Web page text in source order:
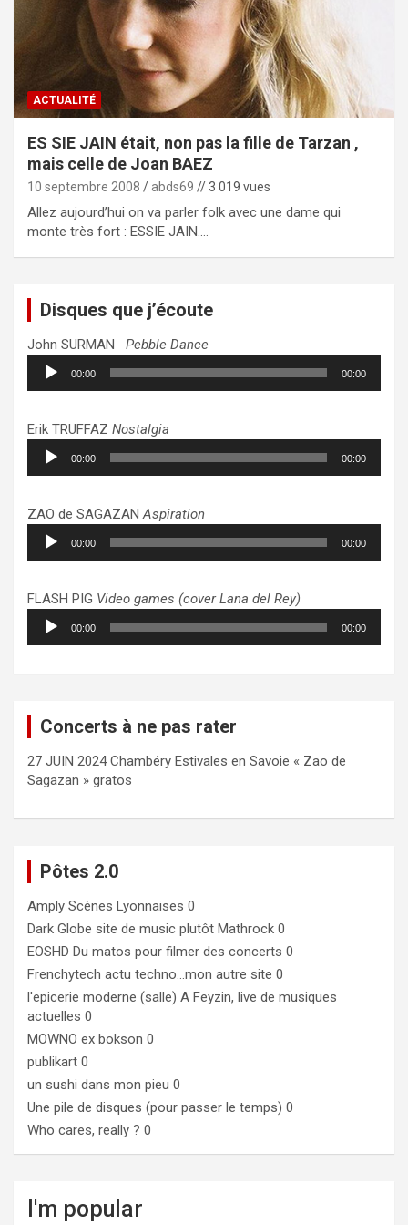
ACTUALITÉ
ES SIE JAIN était, non pas la fille de Tarzan ,
mais celle de Joan BAEZ
10 septembre 2008 abds69 // 3 019 vues
Allez aujourd’hui on va parler folk avec une dame qui
monte très fort : ESSIE JAIN.…
Disques que j’écoute
John SURMAN Pebble Dance
Lecteur
audio
00:00 00:00
Erik TRUFFAZ Nostalgia
Lecteur
audio
00:00 00:00
ZAO de SAGAZANAspiration
Lecteur
audio
00:00 00:00
FLASH PIG Video games (cover Lana del Rey)
Lecteur
audio
00:00 00:00
Concerts à ne pas rater
27 JUIN 2024 Chambéry Estivales en Savoie « Zao de
Sagazan » gratos
Pôtes 2.0
Amply Scènes Lyonnaises 0
Dark Globe site de music plutôt Mathrock 0
EOSHD Du matos pour filmer des concerts 0
Frenchytech actu techno…mon autre site 0
l'epicerie moderne (salle) A Feyzin, live de musiques
actuelles 0
MOWNO ex bokson 0
publikart 0
un sushi dans mon pieu 0
Une pile de disques (pour passer le temps) 0
Who cares, really ? 0
I'm popular